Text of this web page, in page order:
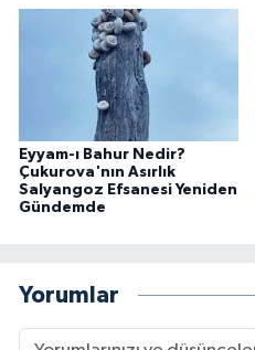
Eyyam-ı Bahur Nedir?
Çukurova'nın Asırlık
Salyangoz Efsanesi Yeniden
Gündemde
Yorumlar